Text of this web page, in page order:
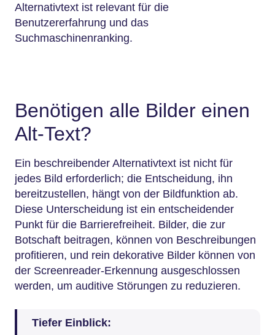
Alternativtext ist relevant für die
Benutzererfahrung und das
Suchmaschinenranking.
Benötigen alle Bilder einen
Alt-Text?
Ein beschreibender Alternativtext ist nicht für
jedes Bild erforderlich; die Entscheidung, ihn
bereitzustellen, hängt von der Bildfunktion ab.
Diese Unterscheidung ist ein entscheidender
Punkt für die Barrierefreiheit. Bilder, die zur
Botschaft beitragen, können von Beschreibungen
profitieren, und rein dekorative Bilder können von
der Screenreader-Erkennung ausgeschlossen
werden, um auditive Störungen zu reduzieren.
Tiefer Einblick: